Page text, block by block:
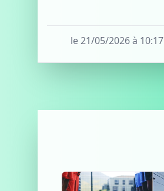
le 21/05/2026 à 10:17